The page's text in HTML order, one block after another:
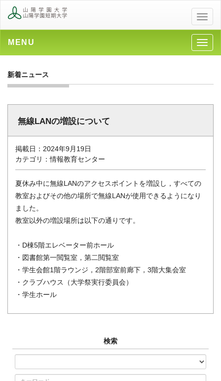
メ
ニ
ュ
ー
メ
ニ
MENU
新着ニュース
無線LANの増設について
掲載日：2024年9月19日
カテゴリ：情報教育センター
夏休み中に無線LANのアクセスポイントを増設し，すべての
教室およびその他の場所で無線LANが使用できるようになり
ました。
教室以外の増設場所は以下の通りです。
・D棟5階エレベーター前ホール
・図書館第一閲覧室，第二閲覧室
・学生会館1階ラウンジ，2階部室前廊下，3階大集会室
・クラブハウス（大学祭実行委員会）
・学生ホール
検索